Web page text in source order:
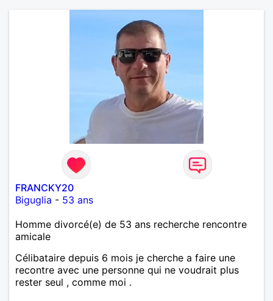
FRANCKY20
Biguglia - 53 ans
Homme divorcé(e) de 53 ans recherche rencontre
amicale
Célibataire depuis 6 mois je cherche a faire une
recontre avec une personne qui ne voudrait plus
rester seul , comme moi .